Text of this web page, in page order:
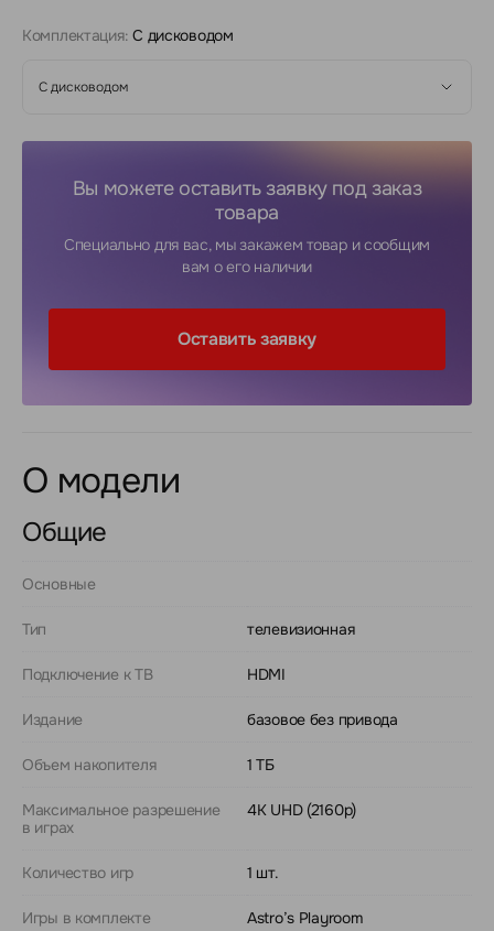
Комплектация: С дисководом
С дисководом
Вы можете оставить заявку под заказ
товара
Специально для вас, мы закажем товар и сообщим
вам о его наличии
Оставить заявку
О модели
Общие
Основные
Тип телевизионная
Подключение к ТВ HDMI
Издание базовое без привода
Объем накопителя 1 ТБ
Максимальное разрешение
в играх
4K UHD (2160p)
Количество игр 1 шт.
Игры в комплекте Astro’s Playroom